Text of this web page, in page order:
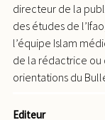
directeur de la
des études de
l’équipe Islam
de la rédactrice ou
orientations du
Editeur